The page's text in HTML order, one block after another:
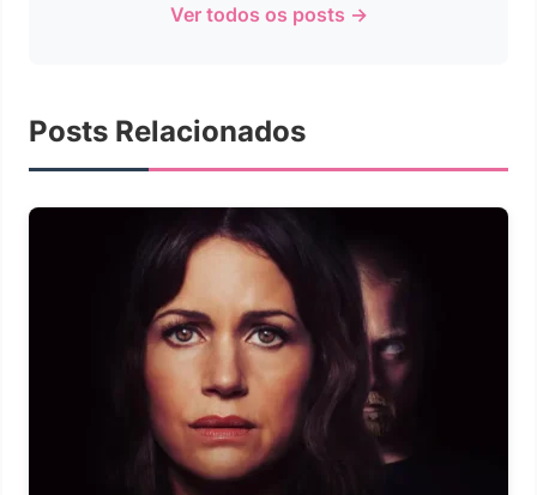
Ver todos os posts →
Posts Relacionados